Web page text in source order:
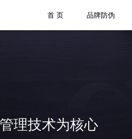
首 页
品牌防伪
理技术为核心